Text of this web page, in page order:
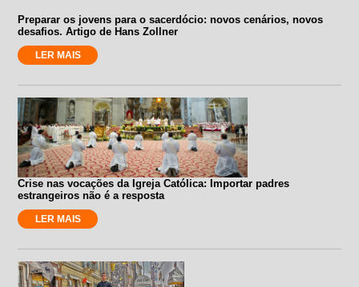
Preparar os jovens para o sacerdócio: novos cenários, novos
desafios. Artigo de Hans Zollner
LER MAIS
Crise nas vocações da Igreja Católica: Importar padres
estrangeiros não é a resposta
LER MAIS